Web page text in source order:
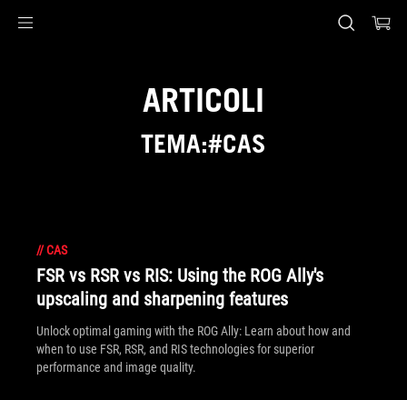
ARTICOLI
TEMA:#CAS
//CAS
FSR vs RSR vs RIS: Using the ROG Ally's
upscaling and sharpening features
Unlock optimal gaming with the ROG Ally: Learn about how and
when to use FSR, RSR, and RIS technologies for superior
performance and image quality.